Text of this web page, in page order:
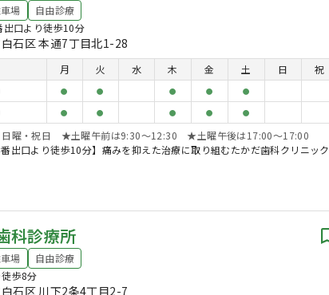
場
自由診療
口より徒歩10分
石区 本通7丁目北1-28
月 火 水 木 金 土 日
祝
● ● ● ● ●
● ● ● ● ●
日曜・祝日 ★土曜午前は9:30〜12:30 ★土曜午後は17:00〜17:00
番出口より徒歩10分】痛みを抑えた治療に取り組むたかだ歯科クリニック
科診療所
場
自由診療
歩8分
石区 川下2条4丁目2-7